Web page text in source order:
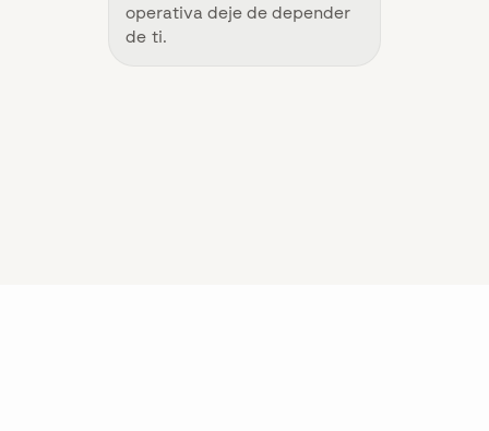
operativa deje de depender
de ti.